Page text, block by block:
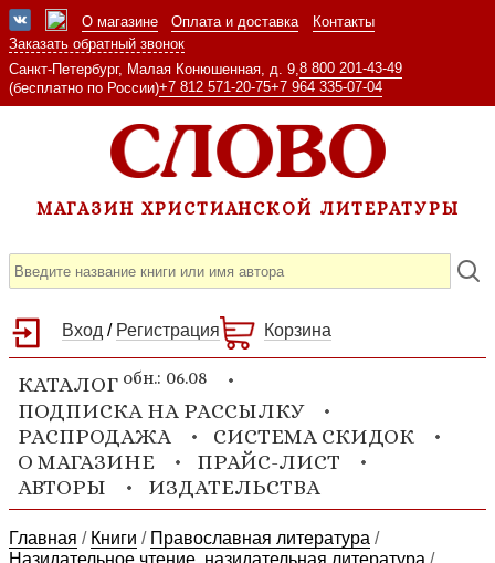
О магазине Оплата и доставка
Контакты
Заказать обратный звонок
Санкт-Петербург, Малая Конюшенная, д. 9, 8 800 201-43-49
(бесплатно по России)+7 812 571-20-75+7 964 335-07-04
МАГАЗИН ХРИСТИАНСКОЙ ЛИТЕРАТУРЫ
Вход / Регистрация Корзина
КАТАЛОГ обн.: 06.08
ПОДПИСКА НА РАССЫЛКУ
РАСПРОДАЖА
СИСТЕМА СКИДОК
О МАГАЗИНЕ
ПРАЙС-ЛИСТ
АВТОРЫ
ИЗДАТЕЛЬСТВА
Главная / Книги / Православная литература /
Назидательное чтение, назидательная литература /